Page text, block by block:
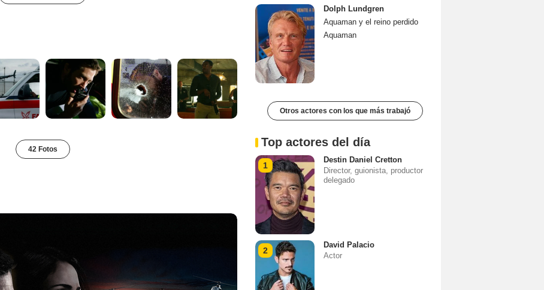
42 Fotos
Dolph Lundgren
Aquaman y el reino perdido
Aquaman
Otros actores con los que más trabajó
Top actores del día
1
Destin Daniel Cretton
Director, guionista, productor
delegado
2
David Palacio
Actor